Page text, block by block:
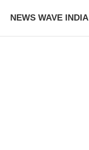
NEWS WAVE INDIA